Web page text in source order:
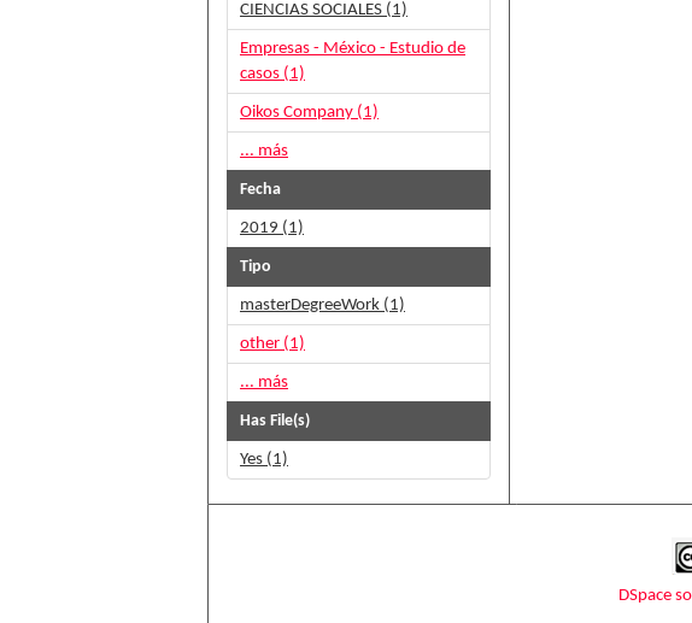
CIENCIAS SOCIALES (1)
Empresas - México - Estudio de
casos (1)
Oikos Company (1)
... más
Fecha
2019 (1)
Tipo
masterDegreeWork (1)
other (1)
... más
Has File(s)
Yes (1)
DSpace